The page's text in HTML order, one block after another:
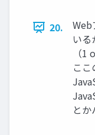
20.
Web
い
（
こ
と